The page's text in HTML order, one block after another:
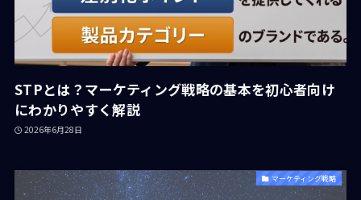
STPとは？マーケティング戦略の基本を初心者向け
にわかりやすく解説
2026年6月28日
マーケティング戦略